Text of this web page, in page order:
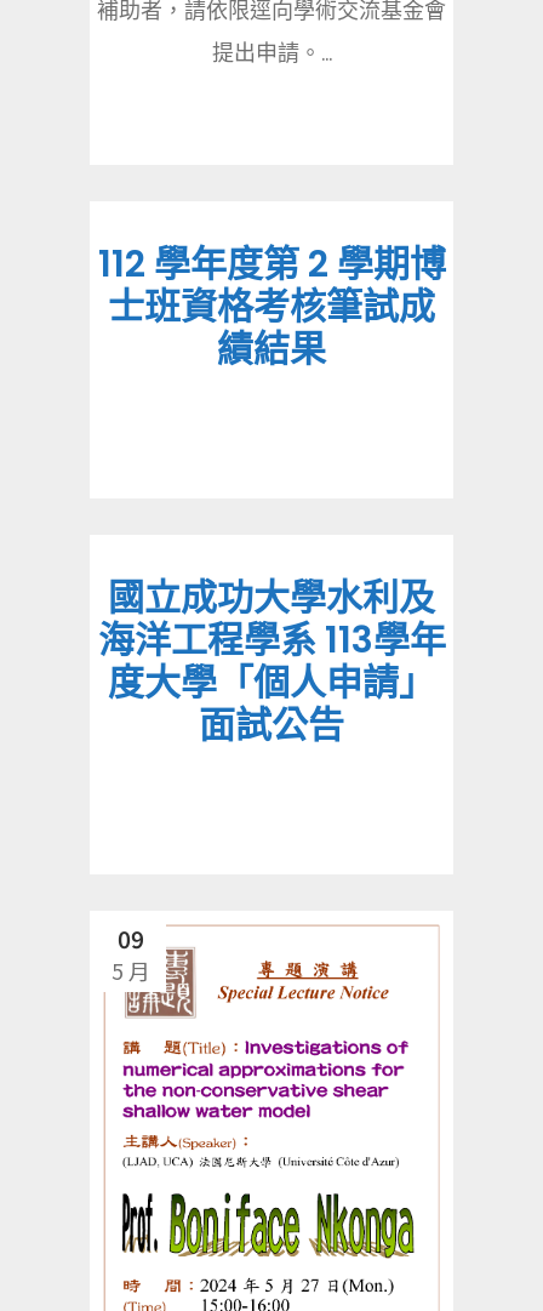
補助者，請依限逕向學術交流基金會
提出申請。...
112 學年度第 2 學期博
士班資格考核筆試成
績結果
國立成功大學水利及
海洋工程學系 113學年
度大學「個人申請」
面試公告
09
5 月